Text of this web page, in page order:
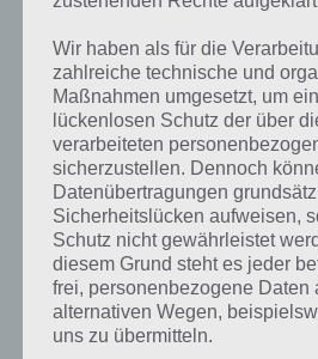
einfach in den Kommentaren mit. Nur
aktuellen Antworten auf die zahlreichen
Darum geht es bei 94%
Was ist 94%? In der App 94% musst du
einer Aussage die Antworten
am häufigsten genannt worden sind.
Level freischalten. Zusammenaddiert
Prozent, wovon die App ihren Namen
Prozent ein Wort und Rätsel-Spiel.
wurde die App mittlerweile
Wir haben als für die
zahlreiche technische und
Maßnahmen umgesetzt, um
lückenlosen Schutz der über
verarbeiteten
sicherzustellen. Dennoch
Datenübertragungen
Sicherheitslücken aufweisen,
Schutz nicht gewährleistet
diesem Grund steht es jeder
frei, personenbezogene Daten
alternativen Wegen,
uns zu übermitteln.